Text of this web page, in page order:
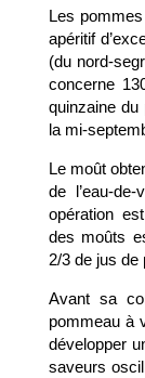
Les
apéritif
(du nord-
concerne
quinzaine
la mi-
Le moût
de l’eau-
opération
des moûts
2/3 de jus de
Avant sa
pommeau à
développer
saveurs